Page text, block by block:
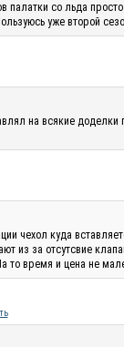
палатки со льда
уже второй
на всякие
чехол куда
из за отсутсвие
то время и цена не